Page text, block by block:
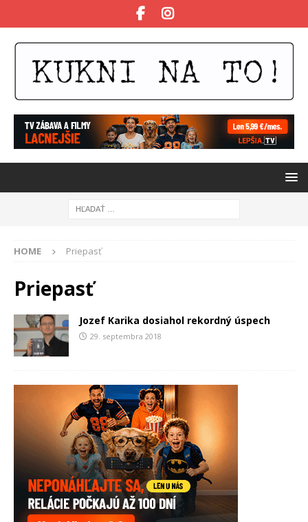
HOME Priepasť
Priepasť
Jozef Karika dosiahol rekordný úspech
29. septembra 2018